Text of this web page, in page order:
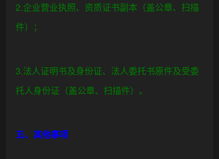
2.企业营业执照、资质证书副本（盖公章、扫描
件）；
3.法人证明书及身份证、法人委托书原件及受委
托人身份证（盖公章、扫描件）。
五、其他事项